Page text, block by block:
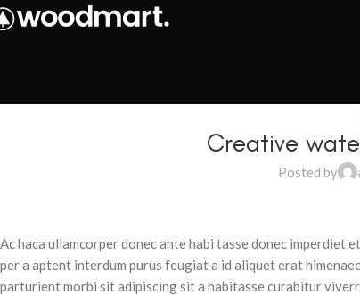
Creative
Posted by
Ac haca ullamcorper donec ante habi tasse donec imperdiet
per a aptent interdum purus feugiat a id aliquet erat
parturient morbi sit adipiscing sit a habitasse curabitur
Summer 25% discount on all last year's products home